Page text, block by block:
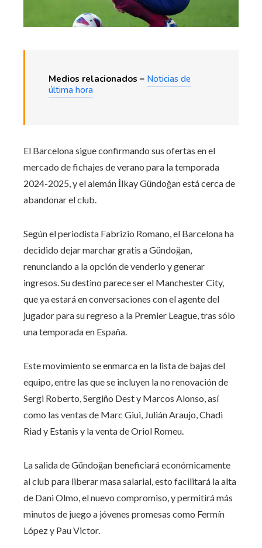
Medios relacionados – Noticias de
última hora
El Barcelona sigue confirmando sus ofertas en el
mercado de fichajes de verano para la temporada
2024-2025, y el alemán İlkay Gündoğan está cerca de
abandonar el club.
Según el periodista Fabrizio Romano, el Barcelona ha
decidido dejar marchar gratis a Gündoğan,
renunciando a la opción de venderlo y generar
ingresos. Su destino parece ser el Manchester City,
que ya estará en conversaciones con el agente del
jugador para su regreso a la Premier League, tras sólo
una temporada en España.
Este movimiento se enmarca en la lista de bajas del
equipo, entre las que se incluyen la no renovación de
Sergi Roberto, Sergiño Dest y Marcos Alonso, así
como las ventas de Marc Giui, Julián Araujo, Chadi
Riad y Estanis y la venta de Oriol Romeu.
La salida de Gündoğan beneficiará económicamente
al club para liberar masa salarial, esto facilitará la alta
de Dani Olmo, el nuevo compromiso, y permitirá más
minutos de juego a jóvenes promesas como Fermín
López y Pau Victor.